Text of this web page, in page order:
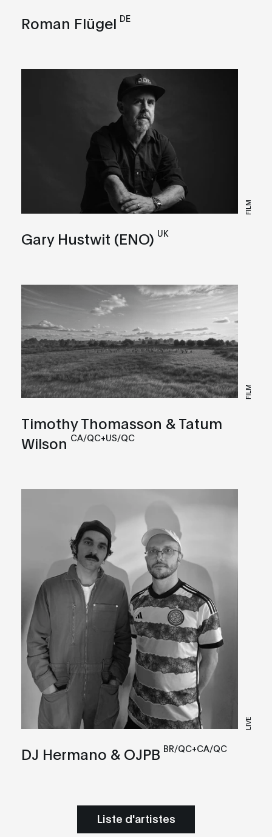
Roman Flügel DE
FILM
Gary Hustwit (ENO) UK
FILM
Timothy Thomasson & Tatum
Wilson CA/QC+US/QC
LIVE
DJ Hermano & OJPB BR/QC+CA/QC
Liste d'artistes